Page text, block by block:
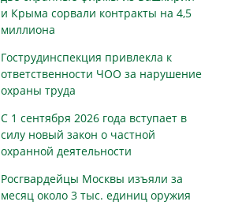
и Крыма сорвали контракты на 4,5
миллиона
Гострудинспекция привлекла к
ответственности ЧОО за нарушение
охраны труда
С 1 сентября 2026 года вступает в
силу новый закон о частной
охранной деятельности
Росгвардейцы Москвы изъяли за
месяц около 3 тыс. единиц оружия